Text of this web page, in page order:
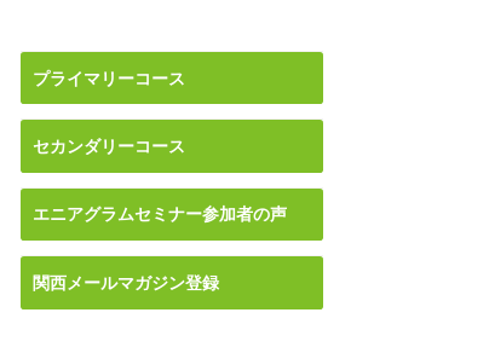
プライマリーコース
セカンダリーコース
エニアグラムセミナー参加者の声
関西メールマガジン登録